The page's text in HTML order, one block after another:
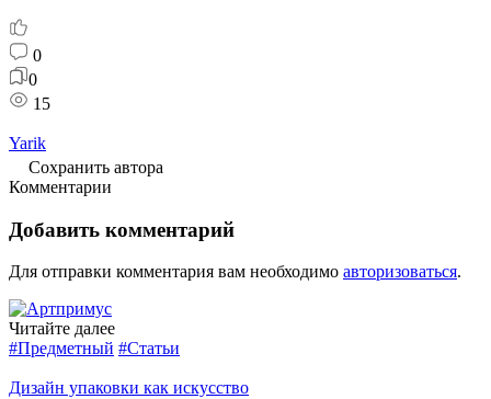
0
0
15
Yarik
Сохранить автора
Комментарии
Добавить комментарий
Для отправки комментария вам необходимо авторизоваться.
Читайте далее
#Предметный #Статьи
Дизайн упаковки как искусство